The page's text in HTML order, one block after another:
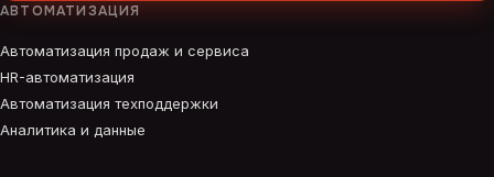
АВТОМАТИЗАЦИЯ
Автоматизация продаж и сервиса
HR-автоматизация
Автоматизация техподдержки
Аналитика и данные